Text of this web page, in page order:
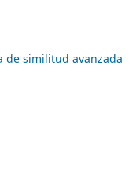
de similitud avanzada